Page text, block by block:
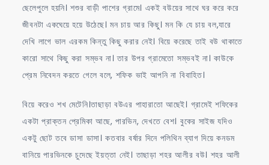
ছেলেপুলে হয়নি। শশুর বাড়ী পাশের গ্রামে। একই বউয়ের সাথে ঘর করে করে
জীবনটা একঘেয়ে হয়ে উঠেছে। মন চায় আর কিছু। মন কি যে চায় বল,যারে
দেখি লাগে ভাল এরকম কিন্তু কিছু করার নেই। বিয়ে করেছে তাই বউ থাকাতে
কারো সাথে কিছু করা সম্ভব না। তার উপর গ্রামেতো সম্ভবই না। কাউকে
প্রেম নিবেদন করতে গেলে বলে, শফিক ভাই আপনি না বিবাহিত।
বিয়ে করেও শখ মেটেনি।তাছাড়া বউএর পাহারাতো আছেই। গ্রামেই শফিকের
একটা প্রাক্তন প্রেমিকা আছে, পারভিন, দেখতে বেশ। বুকের সাইজ যদিও
একটু ছোট তবে ডাসা ডাসা। কতবার বর্ষার দিনে পলিথিন ব্যাগ দিয়ে কনডম
বানিয়ে পারভিনকে চুদেছে ইয়ত্তা নেই। তাছাড়া শহর আলীর বউ। শহর আলী